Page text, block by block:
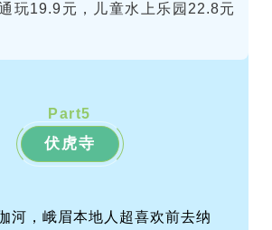
玩19.9元，儿童水上乐园22.8元
Part5
伏虎寺
河，峨眉本地人超喜欢前去纳